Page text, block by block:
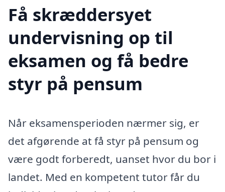
Få skræddersyet
undervisning op til
eksamen og få bedre
styr på pensum
Når eksamensperioden nærmer sig, er
det afgørende at få styr på pensum og
være godt forberedt, uanset hvor du bor i
landet. Med en kompetent tutor får du